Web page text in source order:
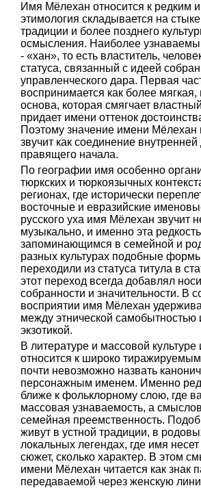
Имя Мёлехан относится к редким
этимология складывается на
традиции и более позднего
осмысления. Наиболее
- «хан», то есть властитель,
статуса, связанный с идеей
управленческого дара. Первая
воспринимается как более мягкая,
основа, которая смягчает
придает имени оттенок
Поэтому значение имени Мёлехан
звучит как соединение внутренней
правящего начала.
По географии имя особенно
тюркских и тюркоязычных
регионах, где исторически
восточные и евразийские
русского уха имя Мёлехан звучит
музыкально, и именно эта
запоминающимся в семейной и
разных культурах подобные
переходили из статуса титула в
этот переход всегда добавлял
собранности и значительности. В
восприятии имя Мёлехан
между этнической самобытностью
экзотикой.
В литературе и массовой
относится к широко
почти невозможно назвать
персонажным именем. Именно
ближе к фольклорному слою, где
массовая узнаваемость, а
семейная преемственность.
живут в устной традиции, в
локальных легендах, где имя несет
сюжет, сколько характер. В этом
имени Мёлехан читается как знак
передаваемой через женскую